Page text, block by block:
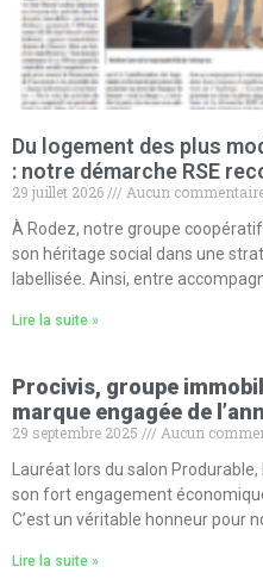
Du logement des plus
: notre démarche RSE
29 juillet 2026
Aucun
À Rodez, notre groupe
son héritage social dans une
labellisée. Ainsi, entre
Lire la suite »
Procivis, groupe
marque engagée de
29 septembre 2025
Aucun
Lauréat lors du salon
son fort engagement
C’est un véritable honneur pour
Lire la suite »